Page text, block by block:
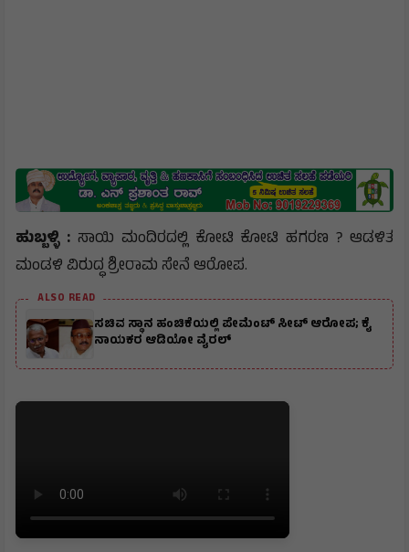
ಹುಬ್ಬಳ್ಳಿ : ಸಾಯಿ ಮಂದಿರದಲ್ಲಿ ಕೋಟಿ ಕೋಟಿ ಹಗರಣ ? ಆಡಳಿತ
ಮಂಡಳಿ ವಿರುದ್ಧ ಶ್ರೀರಾಮ ಸೇನೆ ಆರೋಪ.
ALSO READ
ಸಚಿವ ಸ್ಥಾನ ಹಂಚಿಕೆಯಲ್ಲಿ ಪೇಮೆಂಟ್ ಸೀಟ್ ಆರೋಪ; ಕೈ
ನಾಯಕರ ಆಡಿಯೋ ವೈರಲ್